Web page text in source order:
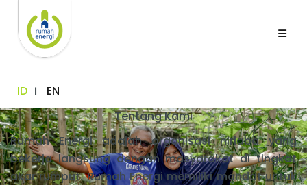
ID
EN
Tentang Kami
Rumah Energi adalah organisasi nirlaba yang
bekerja langsung dengan masyarakat di tingkat
akar rumput. Rumah Energi memiliki mandat untuk